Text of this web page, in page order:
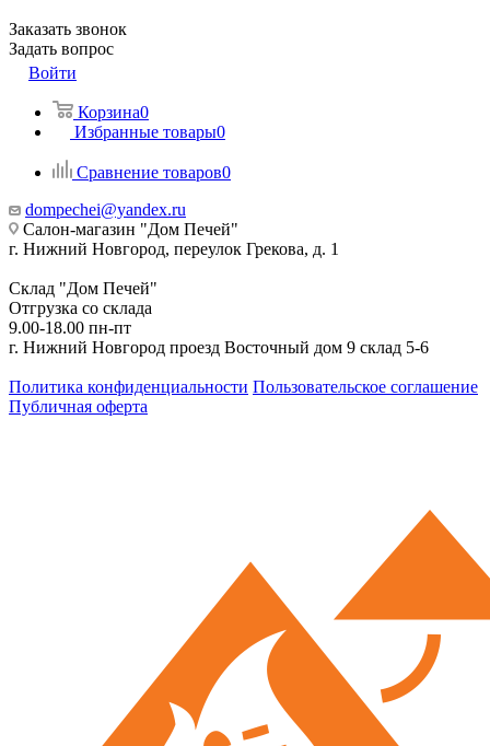
Заказать звонок
Задать вопрос
Войти
Корзина0
Избранные товары0
Сравнение товаров0
dompechei@yandex.ru
Салон-магазин "Дом Печей"
г. Нижний Новгород, переулок Грекова, д. 1
Склад "Дом Печей"
Отгрузка со склада
9.00-18.00 пн-пт
г. Нижний Новгород проезд Восточный дом 9 склад 5-6
Политика конфиденциальности Пользовательское соглашение
Публичная оферта